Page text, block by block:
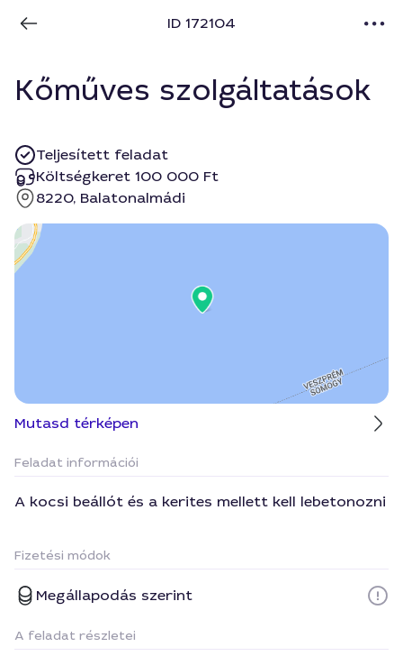
ID 172104
Kőműves szolgáltatások
Teljesített feladat
Költségkeret 100 000 Ft
8220, Balatonalmádi
Mutasd térképen
Feladat információi
A kocsi beállót és a kerites mellett kell lebetonozni
Fizetési módok
Megállapodás szerint
A feladat részletei